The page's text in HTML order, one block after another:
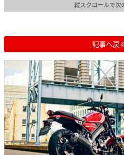
縦スクロールで次
記事へ戻